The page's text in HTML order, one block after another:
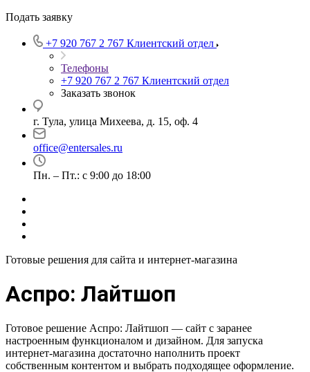
Подать заявку
+7 920 767 2 767 Клиентский отдел
Телефоны
+7 920 767 2 767 Клиентский отдел
Заказать звонок
г. Тула, улица Михеева, д. 15, оф. 4
office@entersales.ru
Пн. – Пт.: с 9:00 до 18:00
Готовые решения для сайта и интернет-магазина
Аспро: Лайтшоп
Готовое решение Аспро: Лайтшоп — сайт с заранее
настроенным функционалом и дизайном. Для запуска
интернет-магазина достаточно наполнить проект
собственным контентом и выбрать подходящее оформление.